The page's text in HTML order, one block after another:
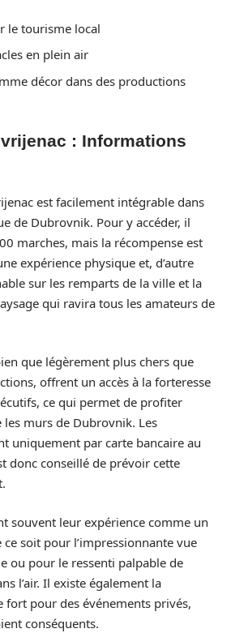
le tourisme local
en plein air
décor dans des productions
: Informations
est facilement intégrable dans
de Dubrovnik. Pour y accéder, il
marches, mais la récompense est
expérience physique et, d’autre
sur les remparts de la ville et la
qui ravira tous les amateurs de
que légèrement plus chers que
offrent un accès à la forteresse
ce qui permet de profiter
les murs de Dubrovnik. Les
uniquement par carte bancaire au
donc conseillé de prévoir cette
souvent leur expérience comme un
soit pour l’impressionnante vue
ou pour le ressenti palpable de
l’air. Il existe également la
fort pour des événements privés,
conséquents.